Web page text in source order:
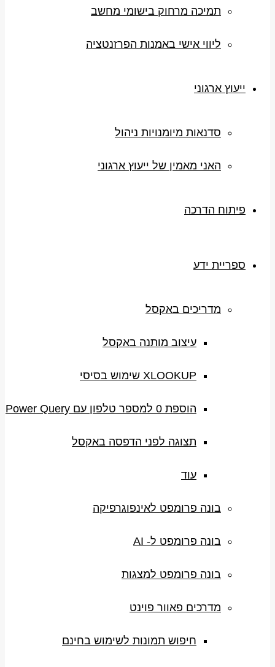
תמיכה מרחוק בישומי מחשב
ליווי אישי באמנות הפרזנטציה
ייעוץ ארגוני
סדנאות מיומנויות ניהול
האני מאמין של ייעוץ ארגוני
פיתוח הדרכה
ספריית ידע
מדריכים באקסל
עיצוב מותנה באקסל
XLOOKUP שימוש בסיסי
הוספת 0 למספר טלפון עם Power Query
תצוגה לפני הדפסה באקסל
עוד
בונה פרומפט לאינפוגרפיקה
בונה פרומפט ל- AI
בונה פרומפט למצגות
מדרכים פאוור פוינט
חיפוש תמונות לשימוש בחינם